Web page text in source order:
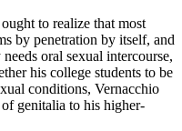
to realize that most
by penetration by itself, and
oral sexual intercourse,
his college students to be
conditions, Vernacchio
genitalia to his higher-